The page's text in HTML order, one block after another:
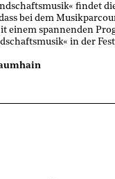
findet
bei dem
einem spannenden
in der